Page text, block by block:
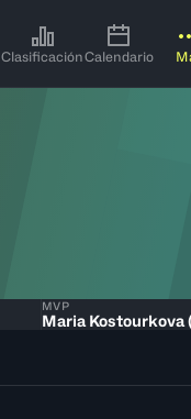
ClasificaciónCalendario
MVP
Maria Kostourkova